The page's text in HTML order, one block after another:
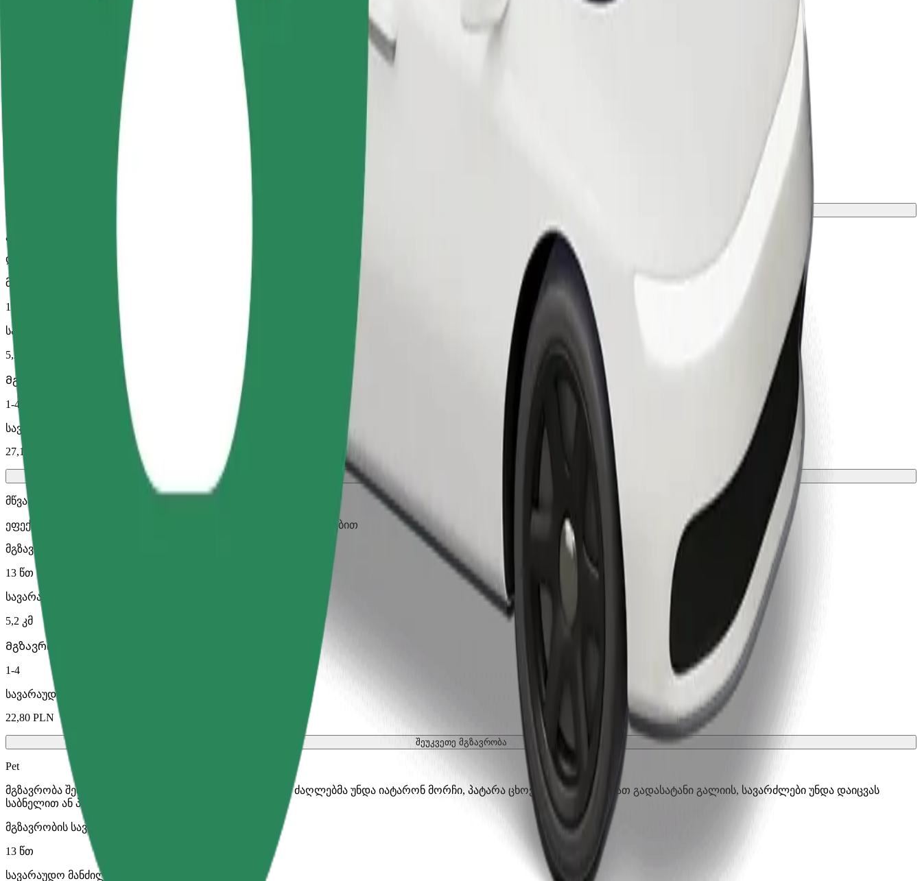
მგზავრობის სავარაუდო დრო
კომფორტი
დიდი მანქანები მეტი სივრცით
მგზავრობის სავარაუდო დრო
13 წთ
სავარაუდო მანძილი
5,2 კმ
Მგზავრი
1-4
სავარაუდო ფასი
27,10 PLN
მწვანე
ეფექტური მგზავრობები ჰიბრიდული და ელექტრო ავტომობილებით
მგზავრობის სავარაუდო დრო
13 წთ
სავარაუდო მანძილი
5,2 კმ
Მგზავრი
1-4
სავარაუდო ფასი
22,80 PLN
შეუკვეთე მგზავრობა
Pet
მგზავრობა შენთან და შენს შინაურ ცხოველთან ერთად. ძაღლებმა უნდა იატარონ მორჩი, პატარა ცხოველებს სჭირდებათ გადასატანი გალიის, სავარძლები უნდა დაიცვას
საბნელით ან პადით.
მგზავრობის სავარაუდო დრო
13 წთ
სავარაუდო მანძილი